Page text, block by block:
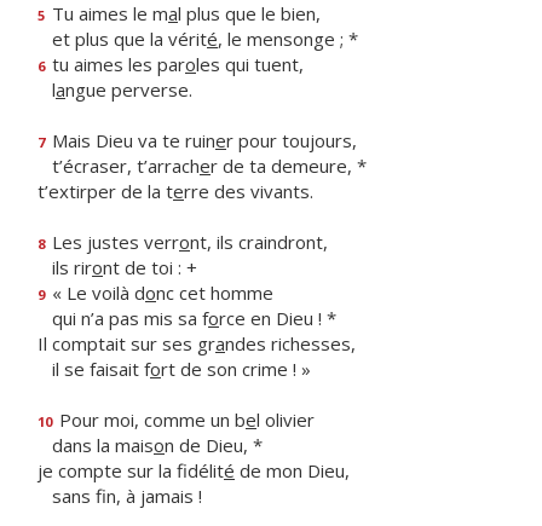
5 Tu aimes le mal plus que le bien,
et plus que la vérité, le mensonge ; *
6 tu aimes les paroles qui tuent,
langue perverse.
7 Mais Dieu va te ruiner pour toujours,
t’écraser, t’arracher de ta demeure, *
t’extirper de la terre des vivants.
8 Les justes verront, ils craindront,
ils riront de toi : +
9 « Le voilà donc cet homme
qui n’a pas mis sa force en Dieu ! *
Il comptait sur ses grandes richesses,
il se faisait fort de son crime ! »
10 Pour moi, comme un bel olivier
dans la maison de Dieu, *
je compte sur la fidélité de mon Dieu,
sans fn, à jamais !